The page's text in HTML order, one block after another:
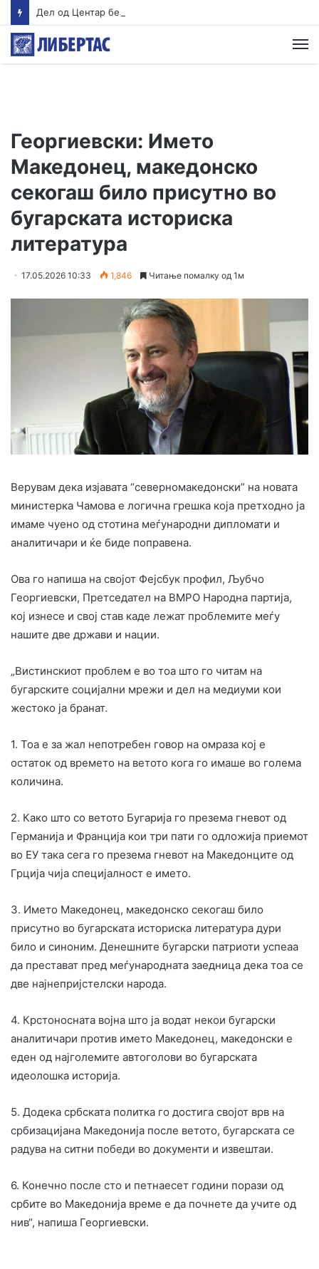
Георгиевски: Името
Македонец, македонско
секогаш било присутно во
бугарската историска
литература
17.05.2026 10:33 1,846 Читање помалку од 1м
Верувам дека изјавата “северномакедонски” на новата
министерка Чамова е логична грешка која претходно ја
имаме чуено од стотина меѓународни дипломати и
аналитичари и ќе биде поправена.
Ова го напиша на својот Фејсбук профил, Љубчо
Георгиевски, Претседател на ВМРО Народна партија,
кој изнесе и свој став каде лежат проблемите меѓу
нашите две држави и нации.
„Вистинскиот проблем е во тоа што го читам на
бугарските социјални мрежи и дел на медиуми кои
жестоко ја бранат.
1. Тоа е за жал непотребен говор на омраза кој е
остаток од времето на ветото кога го имаше во голема
количина.
2. Како што со ветото Бугарија го презема гневот од
Германија и Франција кои три пати го одложија приемот
во ЕУ така сега го презема гневот на Македонците од
Грција чија специјалност е името.
3. Името Македонец, македонско секогаш било
присутно во бугарската историска литература дури
било и синоним. Денешните бугарски патриоти успеаа
да престават пред меѓународната заедница дека тоа се
две најнепријстелски народа.
4. Крстоносната војна што ја водат некои бугарски
аналитичари против името Македонец, македонски е
еден од најголемите автоголови во бугарската
идеолошка историја.
5. Додека србската политка го достига својот врв на
србизацијана Македонија после ветото, бугарската се
радува на ситни победи во документи и извештаи.
6. Конечно после сто и петнаесет години порази од
србите во Македонија време е да почнете да учите од
нив“, напиша Георгиевски.